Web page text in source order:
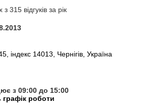
315 відгуків за рік
індекс 14013, Чернігів, Україна
з 09:00 до 15:00
графік роботи